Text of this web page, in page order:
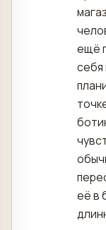
ещё
себя
её в